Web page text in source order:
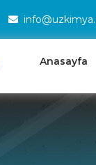
Anasayfa